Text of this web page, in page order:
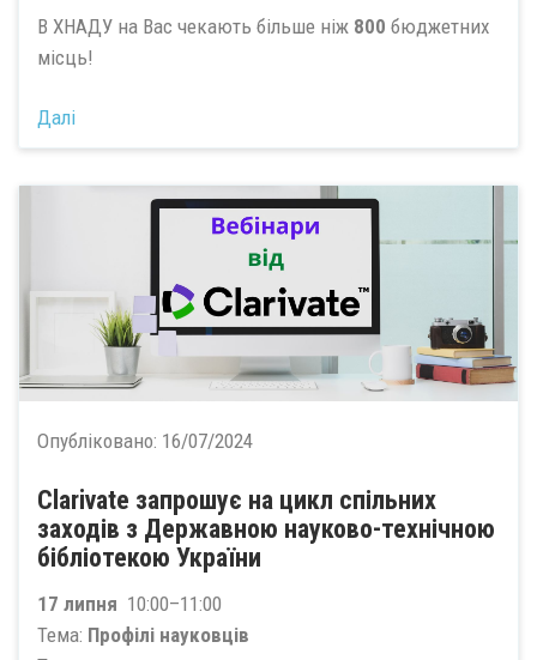
В ХНАДУ на Вас чекають більше ніж 800 бюджетних
місць!
Далі
Опубліковано: 16/07/2024
Clarivate запрошує на цикл спільних
заходів з Державною науково-технічною
бібліотекою України
17 липня 10:00–11:00
Тема: Профілі науковців